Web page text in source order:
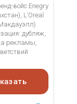
войс Enegry
L’Oreal
дубляж,
рекламы,